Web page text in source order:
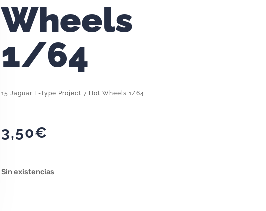
Wheels
1/64
15 Jaguar F-Type Project 7 Hot Wheels 1/64
3,50€
Sin existencias